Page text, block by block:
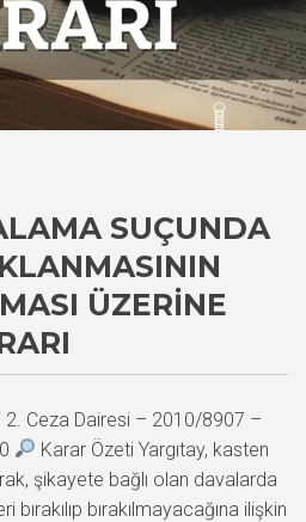
SUÇUNDA
ÜZERINE
2. Ceza Dairesi – 2010/8907 –
Karar Özeti Yargıtay, kasten
şikayete bağlı olan davalarda
bırakılıp bırakılmayacağına ilişkin